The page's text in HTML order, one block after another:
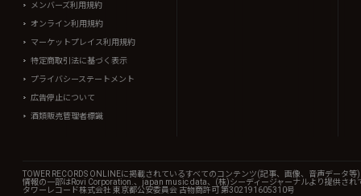
メンバーズ利用規約
オンライン利用規約
マーケットプレイス利用規約
特定商取引法に基づく表示
プライバシーステートメント
広告停止について
酒類販売管理者標識
TOWER RECORDS ONLINEに掲載されているすべてのコンテンツ(記事、画像、音声データ
情報の一部はRovi Corporation.、japan music data、(株)シーディージャーナルより提供され
タワーレコード株式会社 東京都公安委員会 古物商許可 第302191605310号